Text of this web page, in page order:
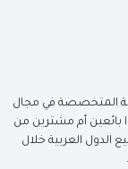
المتخصصة في مجال
بائعين أم مشترين من
الدول العربية خلال